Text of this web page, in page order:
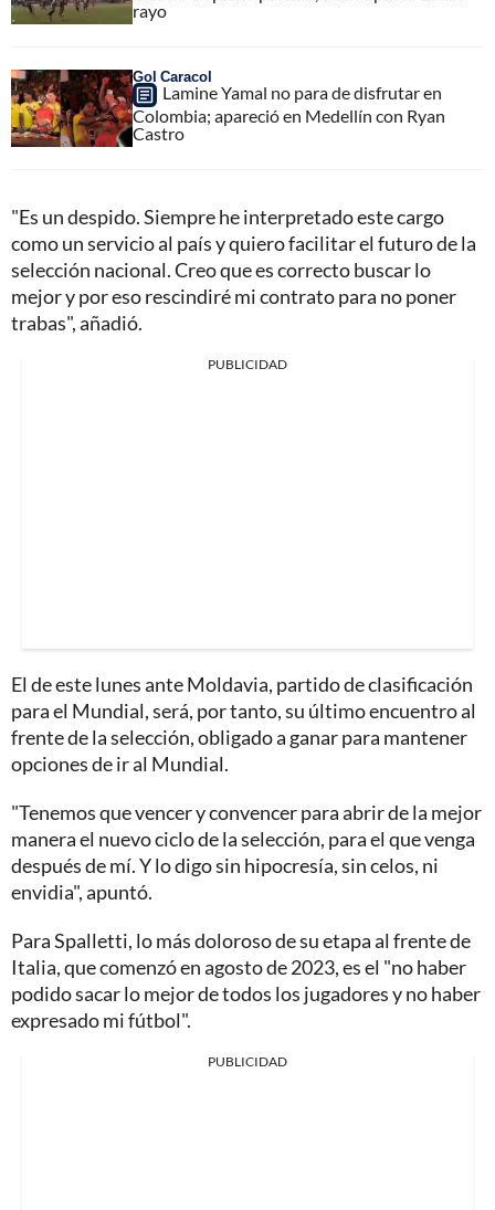
rayo
Gol Caracol
Lamine Yamal no para de disfrutar en
Colombia; apareció en Medellín con Ryan
Castro
"Es un despido. Siempre he interpretado este cargo
como un servicio al país y quiero facilitar el futuro de la
selección nacional. Creo que es correcto buscar lo
mejor y por eso rescindiré mi contrato para no poner
trabas", añadió.
PUBLICIDAD
El de este lunes ante Moldavia, partido de clasificación
para el Mundial, será, por tanto, su último encuentro al
frente de la selección, obligado a ganar para mantener
opciones de ir al Mundial.
"Tenemos que vencer y convencer para abrir de la mejor
manera el nuevo ciclo de la selección, para el que venga
después de mí. Y lo digo sin hipocresía, sin celos, ni
envidia", apuntó.
Para Spalletti, lo más doloroso de su etapa al frente de
Italia, que comenzó en agosto de 2023, es el "no haber
podido sacar lo mejor de todos los jugadores y no haber
expresado mi fútbol".
PUBLICIDAD